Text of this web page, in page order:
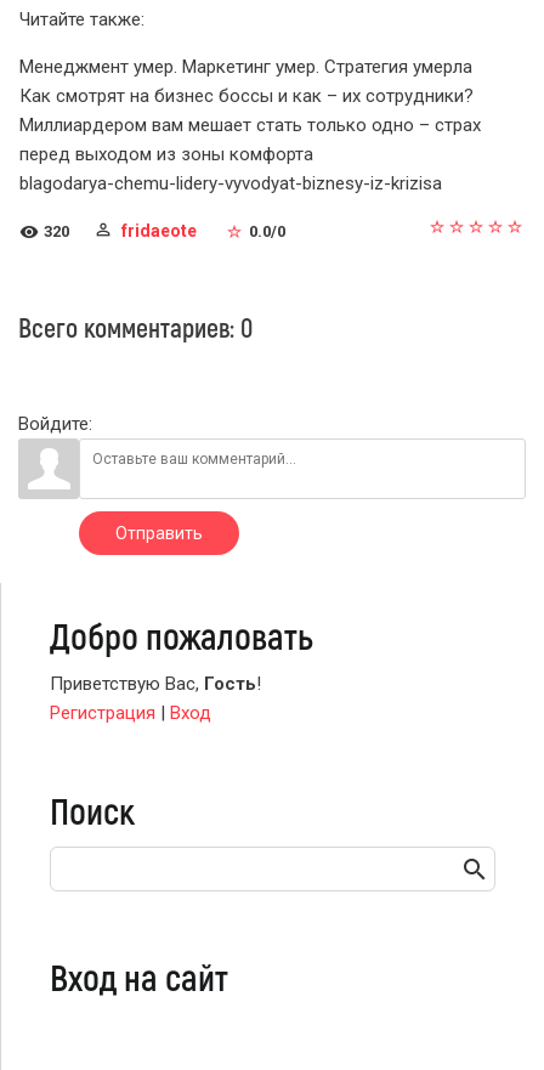
Читайте также:
Менеджмент умер. Маркетинг умер. Стратегия умерла
Как смотрят на бизнес боссы и как – их сотрудники?
Миллиардером вам мешает стать только одно – страх
перед выходом из зоны комфорта
blagodarya-chemu-lidery-vyvodyat-biznesy-iz-krizisa
320 fridaeote 0.0/0
Всего комментариев: 0
Войдите:
Отправить
Добро пожаловать
Приветствую Вас, Гость!
Регистрация | Вход
Поиск
Вход на сайт